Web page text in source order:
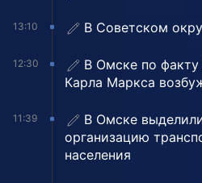
13:10 В Советском
12:30
В Омске по
Карла Маркса
11:39
В Омске
организацию
населения